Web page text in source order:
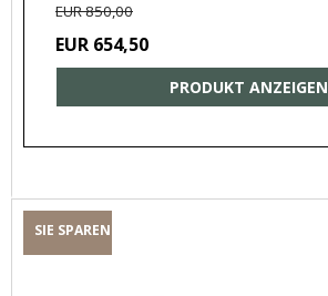
EUR 850,00
EUR 654,50
PRODUKT ANZEIGEN
SIE SPAREN